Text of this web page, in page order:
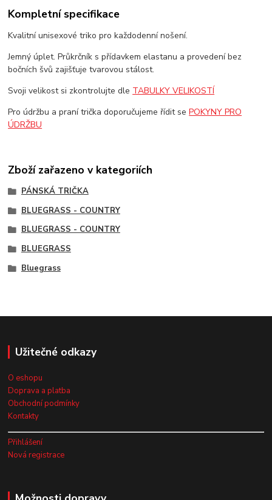
Kompletní specifikace
Kvalitní unisexové triko pro každodenní nošení.
Jemný úplet. Průkrčník s přídavkem elastanu a provedení bez
bočních švů zajišťuje tvarovou stálost.
Svoji velikost si zkontrolujte dle TABULKY VELIKOSTÍ
Pro údržbu a praní trička doporučujeme řídit sePOKYNY PRO
ÚDRŽBU
Zboží zařazeno v kategoriích
PÁNSKÁ TRIČKA
BLUEGRASS - COUNTRY
BLUEGRASS - COUNTRY
BLUEGRASS
Bluegrass
Užitečné odkazy
O eshopu
Doprava a platba
Obchodní podmínky
Kontakty
Přihlášení
Nová registrace